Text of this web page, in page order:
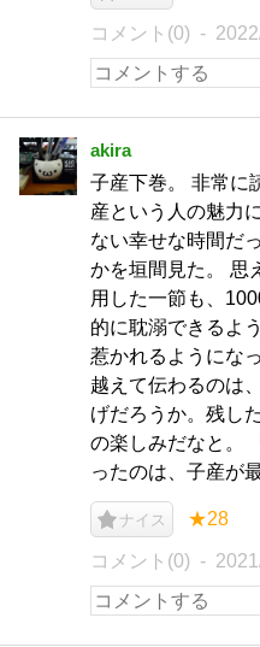
コメント(0)
akira
子産下巻。 非常に
産という人の魅力
ない幸せな時間だ
かを垣間見た。 思
用した一節も、
的に耽溺できるよ
惹かれるようにな
越えて伝わるのは
げだろうか。残し
の楽しみだなと。
ったのは、子産が
ナイス ★28
コメント(0)